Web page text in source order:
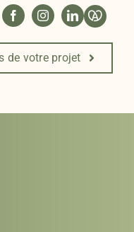
de votre projet